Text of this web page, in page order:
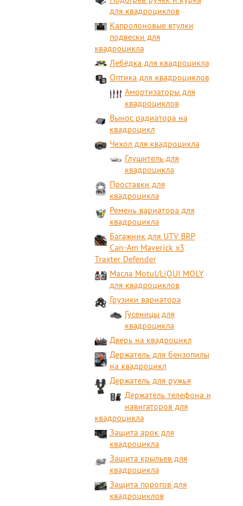
для квадроциклов
Капролоновые втулки
подвески для
квадроцикла
Лебёдка для квадроцикла
Оптика для квадроциклов
Амортизаторы для
квадроциклов
Вынос радиатора на
квадроцикл
Чехол для квадроцикла
Глушитель для
квадроцикла
Проставки для
квадроцикла
Ремень вариатора для
квадроцикла
Багажник для UTV BRP
Can-Am Maverick x3
Traxter Defender
Масла Motul/LiQUI MOLY
для квадроциклов
Грузики вариатора
Гусеницы для
квадроцикла
Дверь на квадроцикл
Держатель для бензопилы
на квадроцикл
Держатель для ружья
Держатель телефона и
навигаторов для
квадроцикла
Защита арок для
квадроцикла
Защита крыльев для
квадроцикла
Защита порогов для
квадроциклов